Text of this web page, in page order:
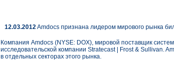
12.03.2012Amdocs признана лидером мирового рынка
Компания Amdocs (NYSE: DOX), мировой поставщик
исследовательской компании Stratecast | Frost & Sullivan.
в отдельных секторах этого рынка.